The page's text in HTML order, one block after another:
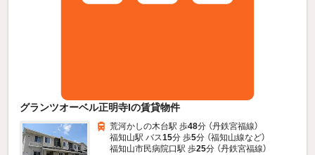
グランツオーベル正明寺Iの賃貸物件
荒河かしの木台駅 歩48分 （丹鉄宮福線）
福知山駅 バス15分 歩5分 （福知山線など）
福知山市民病院口駅 歩25分 （丹鉄宮福線）